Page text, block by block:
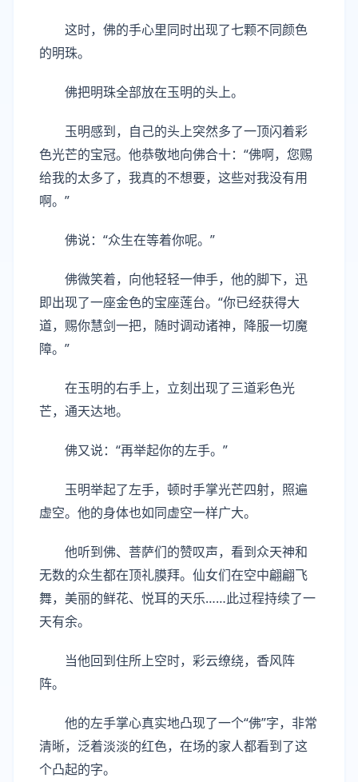
这时，佛的手心里同时出现了七颗不同颜色
的明珠。
佛把明珠全部放在玉明的头上。
玉明感到，自己的头上突然多了一顶闪着彩
色光芒的宝冠。他恭敬地向佛合十：“佛啊，您赐
给我的太多了，我真的不想要，这些对我没有用
啊。”
佛说：“众生在等着你呢。”
佛微笑着，向他轻轻一伸手，他的脚下，迅
即出现了一座金色的宝座莲台。“你已经获得大
道，赐你慧剑一把，随时调动诸神，降服一切魔
障。”
在玉明的右手上，立刻出现了三道彩色光
芒，通天达地。
佛又说：“再举起你的左手。”
玉明举起了左手，顿时手掌光芒四射，照遍
虚空。他的身体也如同虚空一样广大。
他听到佛、菩萨们的赞叹声，看到众天神和
无数的众生都在顶礼膜拜。仙女们在空中翩翩飞
舞，美丽的鲜花、悦耳的天乐……此过程持续了一
天有余。
当他回到住所上空时，彩云缭绕，香风阵
阵。
他的左手掌心真实地凸现了一个“佛”字，非常
清晰，泛着淡淡的红色，在场的家人都看到了这
个凸起的字。